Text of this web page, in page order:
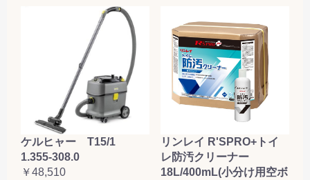
ケルヒャー T15/1
1.355-308.0
￥48,510
リンレイ R'SPRO+トイ
レ防汚クリーナー
18L/400mL(小分け用空ボ